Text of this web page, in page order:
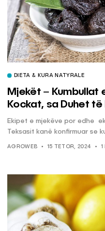
DIETA & KURA NATYRALE
Mjekët – Kumbullat
Kockat, sa Duhet të
Ekipet e mjekëve por edhe
Teksasit kanë konfirmuar se
AGROWEB 15 TETOR, 2024